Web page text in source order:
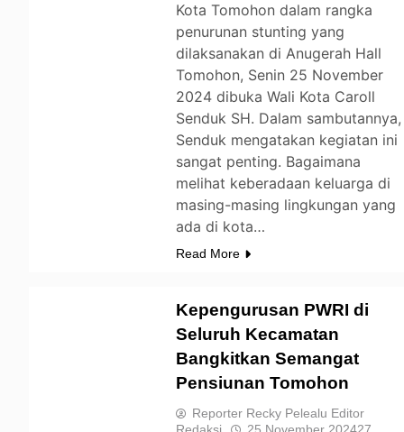
Kota Tomohon dalam rangka
penurunan stunting yang
dilaksanakan di Anugerah Hall
Tomohon, Senin 25 November
2024 dibuka Wali Kota Caroll
Senduk SH. Dalam sambutannya,
Senduk mengatakan kegiatan ini
sangat penting. Bagaimana
melihat keberadaan keluarga di
masing-masing lingkungan yang
ada di kota…
Read More
Kepengurusan PWRI di
Seluruh Kecamatan
Bangkitkan Semangat
Pensiunan Tomohon
Reporter Recky Pelealu Editor